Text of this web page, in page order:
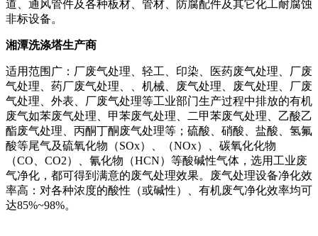
道、通风管件及各种板材、管材、防腐配件及其它化工耐腐蚀
非标设备。
湘潭洗涤塔生产商
适用范围广：厂废气处理、轻工、印染、医药废气处理、厂废
气处理、药厂废气处理、、机械、废气处理、废气处理、厂废
气处理、外表、厂废气处理等工业部门生产过程中排放的有机
废气如苯废气处理、甲苯废气处理、二甲苯废气处理、乙酸乙
酯废气处理、丙酮丁酮废气处理等；硫酸、硝酸、盐酸、氢氟
酸等尾气及硫氧化物（SOx）、（NOx）、碳氧化化物
（CO、CO2）、氰化物（HCN）等酸碱性气体，选用工业废
气净化，都可得到满意的废气处理效果。废气处理设备净化效
率高：对各种浓度的酸性（或碱性）、有机废气净化效率均可
达85%~98%。